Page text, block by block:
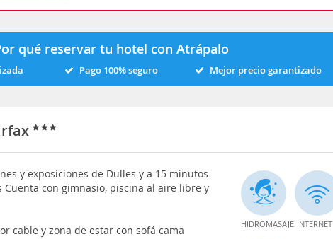
qué reservar tu hotel con Atrápalo
Pago 100% seguro Mejor precio garantizado
y exposiciones de Dulles y a 15 minutos
con gimnasio, piscina al aire libre y
cable y zona de estar con sofá cama HIDROMASAJE INTERNET